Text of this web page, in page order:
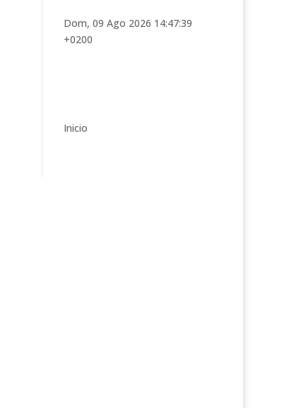
g
Dom, 09 Ago 2026 14:47:39
+0200
Inicio